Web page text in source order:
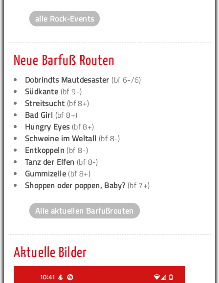
alle Rock-Events
Neue Barfuß Routen
Dobrindts Mautdesaster (bf 6-/6)
Südkante (bf 9-)
Streitsucht (bf 8+)
Bad Girl (bf 8+)
Hungry Eyes(bf 8+)
Schweine im Weltall (bf 8-)
Entkoppeln (bf 8-)
Tanz der Elfen (bf 8-)
Gummizelle (bf 8+)
Shoppen oder poppen, Baby? (bf 7+)
Alle aktuellen Barfußrouten
Aktuelle Bilder